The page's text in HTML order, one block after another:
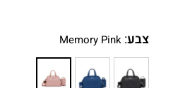
צבע:
Memory Pink